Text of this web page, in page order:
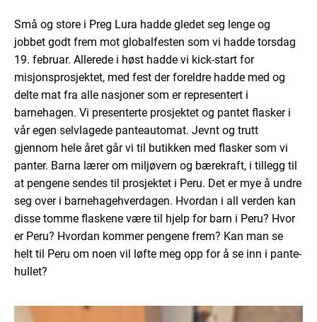
Små og store i Preg Lura hadde gledet seg lenge og
jobbet godt frem mot globalfesten som vi hadde torsdag
19. februar. Allerede i høst hadde vi kick-start for
misjonsprosjektet, med fest der foreldre hadde med og
delte mat fra alle nasjoner som er representert i
barnehagen. Vi presenterte prosjektet og pantet flasker i
vår egen selvlagede panteautomat. Jevnt og trutt
gjennom hele året går vi til butikken med flasker som vi
panter. Barna lærer om miljøvern og bærekraft, i tillegg til
at pengene sendes til prosjektet i Peru. Det er mye å undre
seg over i barnehagehverdagen. Hvordan i all verden kan
disse tomme flaskene være til hjelp for barn i Peru? Hvor
er Peru? Hvordan kommer pengene frem? Kan man se
helt til Peru om noen vil løfte meg opp for å se inn i pante-
hullet?